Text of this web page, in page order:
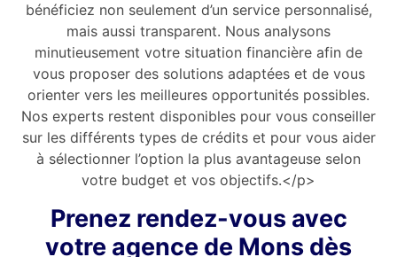
bénéficiez non seulement d’un service personnalisé,
mais aussi transparent. Nous analysons
minutieusement votre situation financière afin de
vous proposer des solutions adaptées et de vous
orienter vers les meilleures opportunités possibles.
Nos experts restent disponibles pour vous conseiller
sur les différents types de crédits et pour vous aider
à sélectionner l’option la plus avantageuse selon
votre budget et vos objectifs.</p>
Prenez rendez-vous avec
votre agence de Mons dès